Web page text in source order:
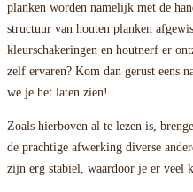
planken worden namelijk met de
structuur van houten planken
kleurschakeringen en houtnerf er
zelf ervaren? Kom dan gerust eens
we je het laten zien!
Zoals hierboven al te lezen is,
de prachtige afwerking diverse
zijn erg stabiel, waardoor je er veel